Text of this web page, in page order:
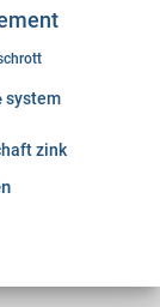
system
zink